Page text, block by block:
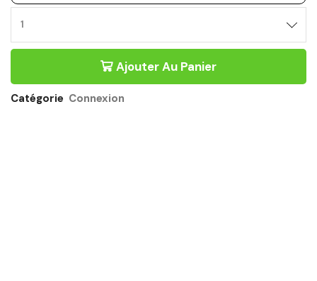
CARRÉ
-
Ajouter Au Panier
Catégorie Connexion